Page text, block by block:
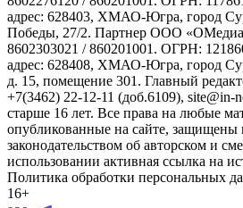
адрес: 628403, ХМАО-Югра, город
Победы, 27/2. Партнер ООО
8602303021 / 860201001. ОГРН:
адрес: 628408, ХМАО-Югра, город
д. 15, помещение 301. Главный
+7(3462) 22-12-11 (доб.6109), site@in-
старше 16 лет. Все права на любые
опубликованные на сайте, защищены
законодательством об авторском и
использовании активная ссылка на
Политика обработки персональных
16+